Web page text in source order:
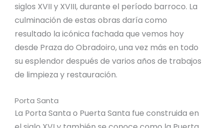
siglos XVII y XVIII, durante el período barroco. La
culminación de estas obras daría como
resultado la icónica fachada que vemos hoy
desde Praza do Obradoiro, una vez más en todo
su esplendor después de varios años de trabajos
de limpieza y restauración.
Porta Santa
La Porta Santa o Puerta Santa fue construida en